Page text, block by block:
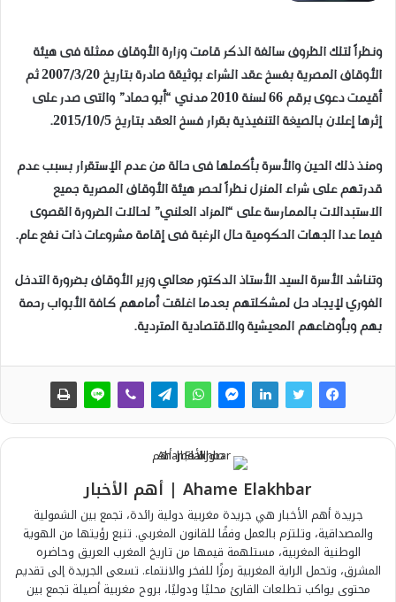
ونظراً لتلك الظروف سالفة الذكر قامت وزارة الأوقاف ممثلة فى هيئة
الأوقاف المصرية بفسخ عقد الشراء بوثيقة صادرة بتاريخ 2007/3/20 ثم
أقيمت دعوى برقم 66 لسنة 2010 مدني “أبو حماد” والتى صدر على
إثرها إعلان بالصيغة التنفيذية بقرار فسخ العقد بتاريخ 2015/10/5.
ومنذ ذلك الحين والأسرة بأكملها فى حالة من عدم الإستقرار بسبب عدم
قدرتهم على شراء المنزل نظراً لحصر هيئة الأوقاف المصرية جميع
الاستبدالات بالممارسة على “المزاد العلني” لحالات الضرورة القصوى
فيما عدا الجهات الحكومية حال الرغبة فى إقامة مشروعات ذات نفع عام.
وتناشد الأسرة السيد الأستاذ الدكتور معالي وزير الأوقاف بضرورة التدخل
الفوري لإيجاد حل لمشكلتهم بعدما اغلقت أمامهم كافة الأبواب رحمة
بهم وبأوضاعهم المعيشية والاقتصادية المتردية.
Ahame Elakhbar | أهم الأخبار
جريدة أهم الأخبار هي جريدة مغربية دولية رائدة، تجمع بين الشمولية
والمصداقية، وتلتزم بالعمل وفقًا للقانون المغربي. تنبع رؤيتها من الهوية
الوطنية المغربية، مستلهمة قيمها من تاريخ المغرب العريق وحاضره
المشرق، وتحمل الراية المغربية رمزًا للفخر والانتماء. تسعى الجريدة إلى تقديم
محتوى يواكب تطلعات القارئ محليًا ودوليًا، بروح مغربية أصيلة تجمع بين